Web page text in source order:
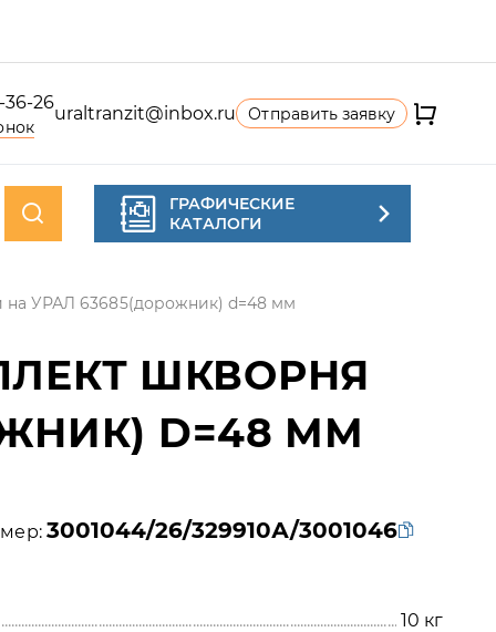
36-26
uraltranzit@inbox.ru Отправить заявку
ГРАФИЧЕСКИЕ
КАТАЛОГИ
УРАЛ 63685(дорожник) d=48 мм
ШКВОРНЯ
D=48 ММ
3001044/26/329910А/3001046
10 кг